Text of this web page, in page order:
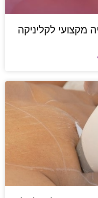
מקצועי לקליניקה